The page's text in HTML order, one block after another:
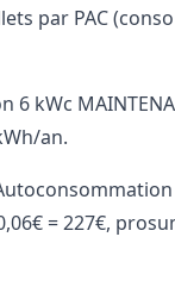
par PAC
6 kWc
an.
= 227€,